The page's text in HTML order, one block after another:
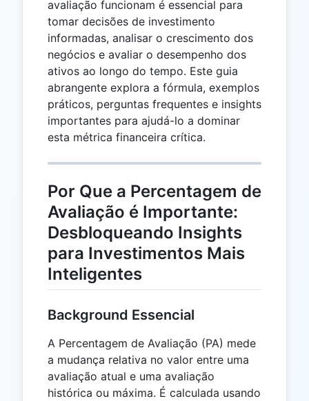
avaliação funcionam é essencial para
tomar decisões de investimento
informadas, analisar o crescimento dos
negócios e avaliar o desempenho dos
ativos ao longo do tempo. Este guia
abrangente explora a fórmula, exemplos
práticos, perguntas frequentes e insights
importantes para ajudá-lo a dominar
esta métrica financeira crítica.
Por Que a Percentagem de
Avaliação é Importante:
Desbloqueando Insights
para Investimentos Mais
Inteligentes
Background Essencial
A Percentagem de Avaliação (PA) mede
a mudança relativa no valor entre uma
avaliação atual e uma avaliação
histórica ou máxima. É calculada usando